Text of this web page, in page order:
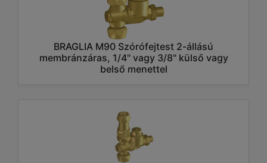
BRAGLIA M90 Szórófejtest 2-állású
membránzáras, 1/4" vagy 3/8" külső vagy
belső menettel